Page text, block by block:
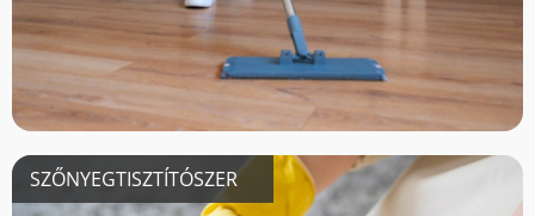
SZŐNYEGTISZTÍTÓSZER